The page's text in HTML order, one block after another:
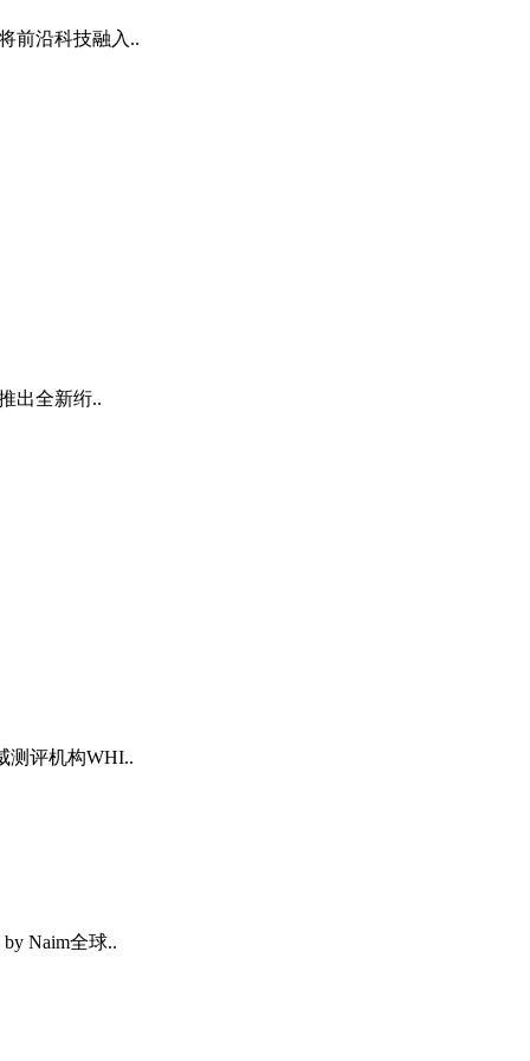
前沿科技融入..
出全新绗..
测评机构WHI..
Naim全球..